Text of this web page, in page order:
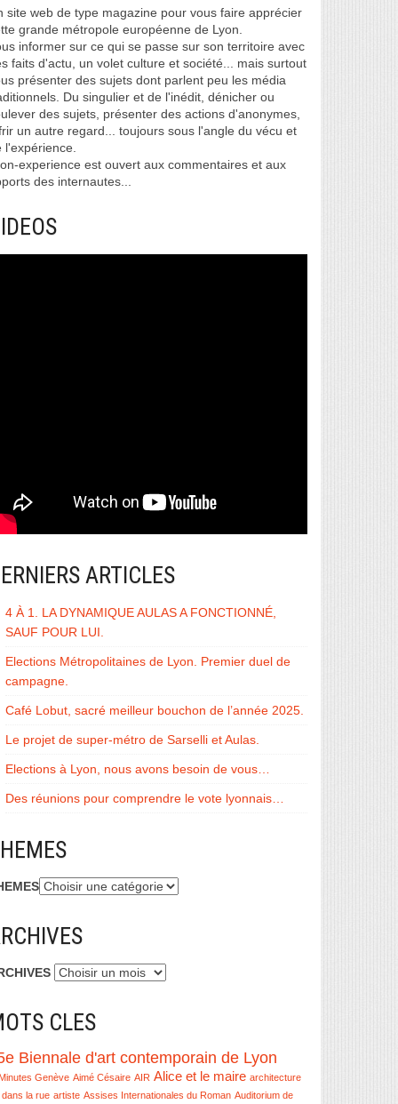
site web de type magazine pour vous faire apprécier
grande métropole européenne de Lyon.
informer sur ce qui se passe sur son territoire avec
faits d'actu, un volet culture et société... mais surtout
présenter des sujets dont parlent peu les média
Du singulier et de l'inédit, dénicher ou
des sujets, présenter des actions d'anonymes,
un autre regard... toujours sous l'angle du vécu et
l'expérience.
experience est ouvert aux commentaires et aux
des internautes...
ARTICLES
4 À 1. LA DYNAMIQUE AULAS A FONCTIONNÉ,
SAUF POUR LUI.
Elections Métropolitaines de Lyon. Premier duel de
campagne.
Café Lobut, sacré meilleur bouchon de l’année 2025.
Le projet de super-métro de Sarselli et Aulas.
Elections à Lyon, nous avons besoin de vous…
Des réunions pour comprendre le vote lyonnais…
CLES
Biennale d'art contemporain de Lyon
Genève Aimé Césaire AIR Alice et le maire architecture
dans la rue artiste Assises Internationales du Roman Auditorium de